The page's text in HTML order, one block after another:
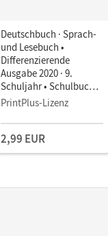
Deutschbuch · Sprach-
und Lesebuch •
Differenzierende
Ausgabe 2020 · 9.
Schuljahr • Schulbuch
als E-Book Mit Medien
PrintPlus-Lizenz
2,99 EUR